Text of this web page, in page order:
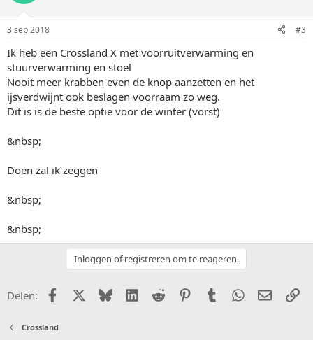
3 sep 2018 #3
Ik heb een Crossland X met voorruitverwarming en
stuurverwarming en stoel
Nooit meer krabben even de knop aanzetten en het
ijsverdwijnt ook beslagen voorraam zo weg.
Dit is is de beste optie voor de winter (vorst)
&nbsp;
Doen zal ik zeggen
&nbsp;
&nbsp;
Inloggen of registreren om te reageren.
Delen: FacebookX (Twitter)
BlueskyLinkedIn
Reddit PinterestTumblr WhatsApp
E-mail
Crossland